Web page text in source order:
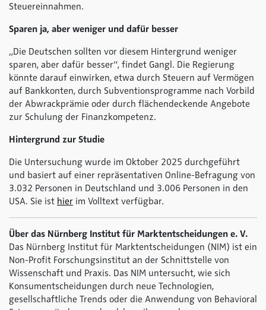
Steuereinnahmen.
Sparen ja, aber weniger und dafür besser
„Die Deutschen sollten vor diesem Hintergrund weniger
sparen, aber dafür besser“, findet Gangl. Die Regierung
könnte darauf einwirken, etwa durch Steuern auf Vermögen
auf Bankkonten, durch Subventionsprogramme nach Vorbild
der Abwrackprämie oder durch flächendeckende Angebote
zur Schulung der Finanzkompetenz.
Hintergrund zur Studie
Die Untersuchung wurde im Oktober 2025 durchgeführt
und basiert auf einer repräsentativen Online-Befragung von
3.032 Personen in Deutschland und 3.006 Personen in den
USA. Sie ist hier im Volltext verfügbar.
Über das Nürnberg Institut für Marktentscheidungen e. V.
Das Nürnberg Institut für Marktentscheidungen (NIM) ist ein
Non-Profit Forschungsinstitut an der Schnittstelle von
Wissenschaft und Praxis. Das NIM untersucht, wie sich
Konsumentscheidungen durch neue Technologien,
gesellschaftliche Trends oder die Anwendung von Behavioral